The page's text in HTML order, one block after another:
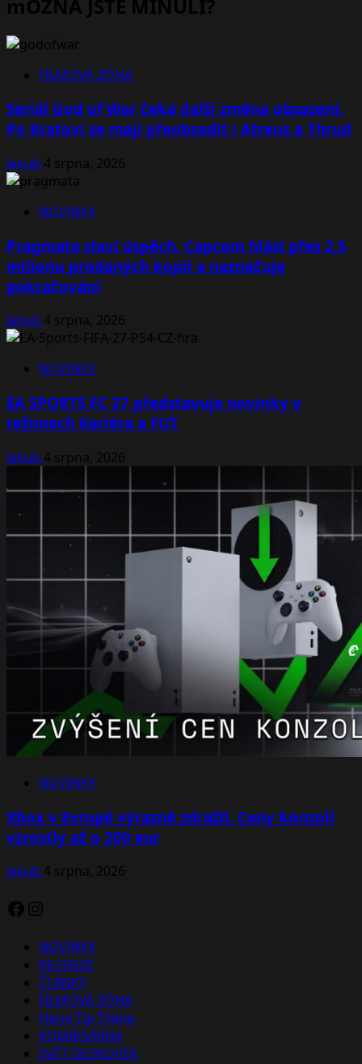
mOŽNÁ JSTE MINULI?
FILMOVÁ ZÓNA
Seriál God of War čeká další změna obsazení.
Po Kratovi se mají přeobsadit i Atreus a Thrud
Jakub 4 srpna, 2026
NOVINKY
Pragmata slaví úspěch. Capcom hlásí přes 2,5
milionu prodaných kopií a naznačuje
pokračování
Jakub 4 srpna, 2026
NOVINKY
EA SPORTS FC 27 představuje novinky v
režimech Kariéra a FUT
Jakub 4 srpna, 2026
NOVINKY
Xbox v Evropě výrazně zdražil. Ceny konzolí
vzrostly až o 200 eur
Jakub 4 srpna, 2026
Facebook
Instagram
NOVINKY
RECENZE
ČLÁNKY
FILMOVÁ ZÓNA
Herní Tip Týdne
KOMIKSÁRNA
SVĚT DESKOVEK